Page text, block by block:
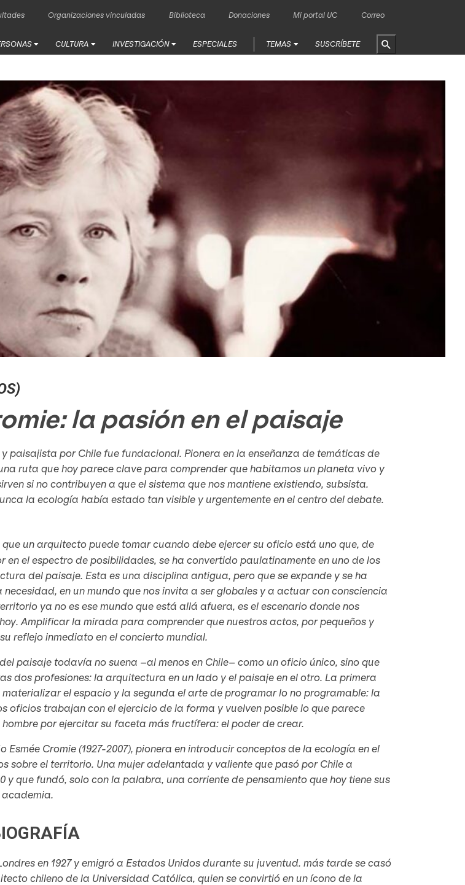
Organizaciones vinculadas Biblioteca Donaciones Mi portal UC Correo
CULTURA INVESTIGACIÓN ESPECIALES TEMAS SUSCRÍBETE
la pasión en el paisaje
paisajista por Chile fue fundacional. Pionera en la enseñanza de temáticas de
ruta que hoy parece clave para comprender que habitamos un planeta vivo y
si no contribuyen a que el sistema que nos mantiene existiendo, subsista.
la ecología había estado tan visible y urgentemente en el centro del debate.
un arquitecto puede tomar cuando debe ejercer su oficio está uno que, de
en el espectro de posibilidades, se ha convertido paulatinamente en uno de los
del paisaje. Esta es una disciplina antigua, pero que se expande y se ha
en un mundo que nos invita a ser globales y a actuar con consciencia
ya no es ese mundo que está allá afuera, es el escenario donde nos
Amplificar la mirada para comprender que nuestros actos, por pequeños y
reflejo inmediato en el concierto mundial.
paisaje todavía no suena –al menos en Chile– como un oficio único, sino que
dos profesiones: la arquitectura en un lado y el paisaje en el otro. La primera
el espacio y la segunda el arte de programar lo no programable: la
oficios trabajan con el ejercicio de la forma y vuelven posible lo que parece
por ejercitar su faceta más fructífera: el poder de crear.
Esmée Cromie (1927-2007), pionera en introducir conceptos de la ecología en el
sobre el territorio. Una mujer adelantada y valiente que pasó por Chile a
y que fundó, solo con la palabra, una corriente de pensamiento que hoy tiene sus
academia.
en 1927 y emigró a Estados Unidos durante su juventud. más tarde se casó
chileno de la Universidad Católica, quien se convirtió en un ícono de la